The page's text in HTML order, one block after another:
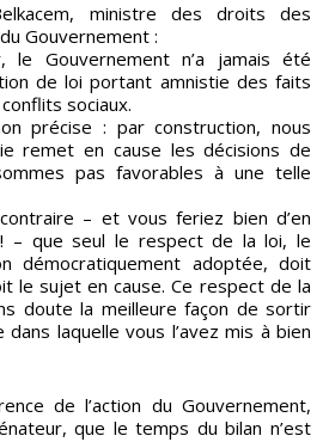
ministre des droits des
Gouvernement :
le Gouvernement n’a jamais été
de loi portant amnistie des faits
sociaux.
précise : par construction, nous
remet en cause les décisions de
pas favorables à une telle
– et vous feriez bien d’en
– que seul le respect de la loi, le
démocratiquement adoptée, doit
le sujet en cause. Ce respect de la
doute la meilleure façon de sortir
laquelle vous l’avez mis à bien
de l’action du Gouvernement,
que le temps du bilan n’est